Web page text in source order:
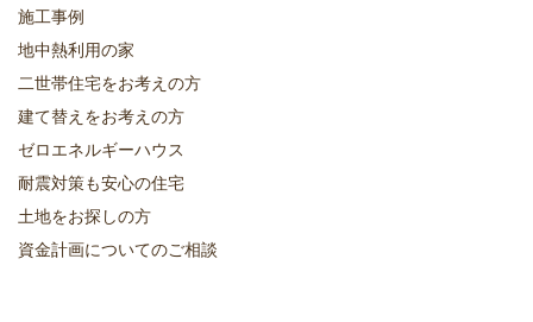
施工事例
地中熱利用の家
二世帯住宅をお考えの方
建て替えをお考えの方
ゼロエネルギーハウス
耐震対策も安心の住宅
土地をお探しの方
資金計画についてのご相談